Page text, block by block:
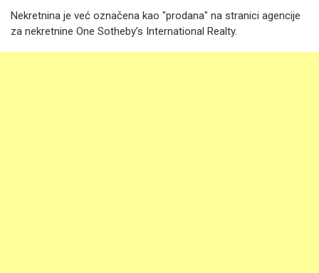
Nekretnina je već označena kao "prodana" na stranici agencije
za nekretnine One Sotheby’s International Realty.